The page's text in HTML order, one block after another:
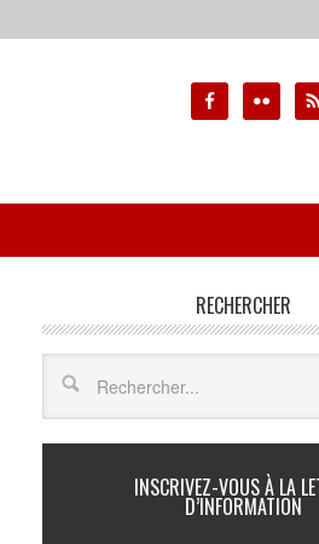
RECHERCHER
INSCRIVEZ-VOUS À LA
D’INFORMATION